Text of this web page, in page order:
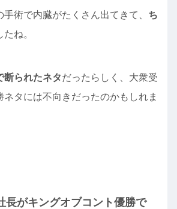
手術で内臓がたくさん出てきて、 ち
たね。
断られたネタだったらしく、大衆受
ネタには不向きだったのかもしれま
長がキングオブコント優勝で